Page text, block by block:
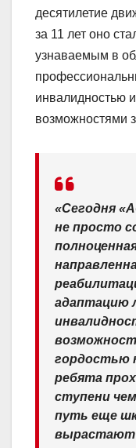
десятилетие
за 11 лет оно
узнаваемым в
инвалидностью
возможностями
«Сегодня
не просто
адаптацию
гордостью
ребята
ступени
путь еще
вырастают